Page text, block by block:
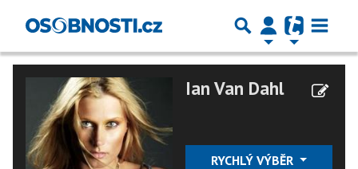
Ian Van Dahl
RYCHLÝ VÝBĚR